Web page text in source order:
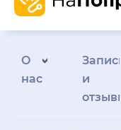
О
нас
Запись
и
отзывы